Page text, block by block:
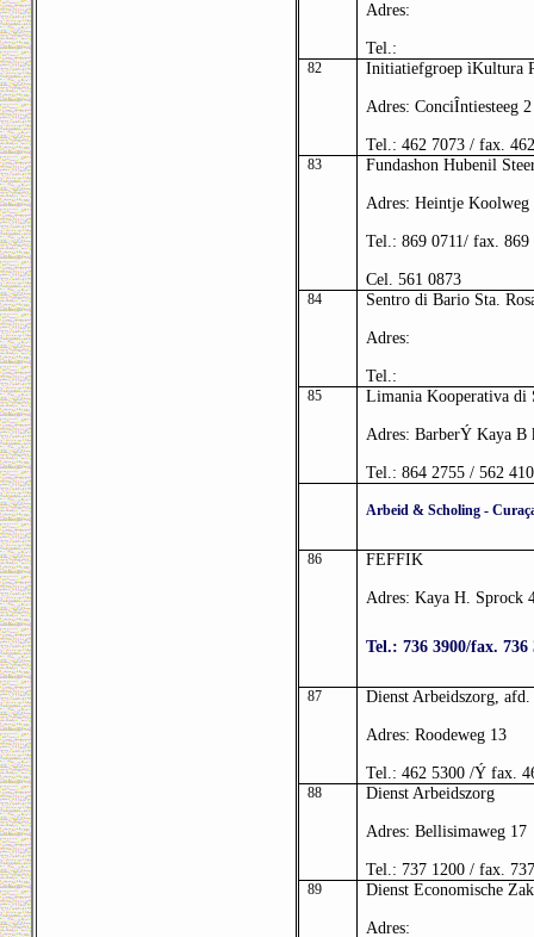
Adres:
Tel.:
82 Initiatiefgroep ìKultura
Adres: ConciÎntiesteeg
Tel.: 462 7073 / fax.
83 Fundashon Hubenil
Adres: Heintje Koolweg
Tel.: 869 0711/ fax.
Cel. 561 0873
84 Sentro di Bario Sta.
Adres:
Tel.:
85 Limania Kooperativa di
Adres: BarberÝ Kaya B
Tel.: 864 2755 / 562
Arbeid & Scholing -
86 FEFFIK
Adres: Kaya H. Sprock
Tel.: 736 3900/fax.
87 Dienst Arbeidszorg, afd.
Adres: Roodeweg 13
Tel.: 462 5300 /Ý fax.
88 Dienst Arbeidszorg
Adres: Bellisimaweg 17
Tel.: 737 1200 / fax.
89 Dienst Economische
Adres: